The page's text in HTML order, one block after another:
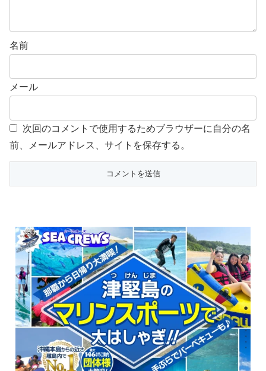
名前
メール
次回のコメントで使用するためブラウザーに自分の名
前、メールアドレス、サイトを保存する。